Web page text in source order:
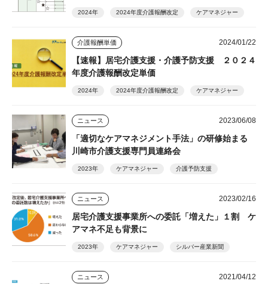
2024年 2024年度介護報酬改定 ケアマネジャー
介護報酬単価 2024/01/22
【速報】居宅介護支援・介護予防支援 ２０２４
年度介護報酬改定単価
2024年 2024年度介護報酬改定 ケアマネジャー
ニュース 2023/06/08
「適切なケアマネジメント手法」の研修始まる
川崎市介護支援専門員連絡会
2023年 ケアマネジャー 介護予防支援
ニュース 2023/02/16
居宅介護支援事業所への委託「増えた」１割 ケ
アマネ不足も背景に
2023年 ケアマネジャー シルバー産業新聞
ニュース 2021/04/12